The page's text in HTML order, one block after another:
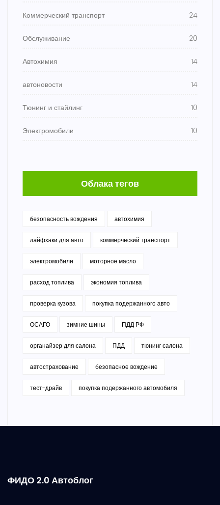
Коммерческий транспорт 24
Обслуживание 20
Автохимия 14
автоновости 14
Тюнинг и стайлинг 10
Электромобили 10
Облака тегов
безопасность вождения автохимия
лайфхаки для авто коммерческий транспорт
электромобили моторное масло
расход топлива экономия топлива
проверка кузова покупка подержанного авто
ОСАГО зимние шины ПДД РФ
органайзер для салона ПДД тюнинг салона
автострахование безопасное вождение
тест-драйв покупка подержанного автомобиля
ФИДО 2.0 Автоблог